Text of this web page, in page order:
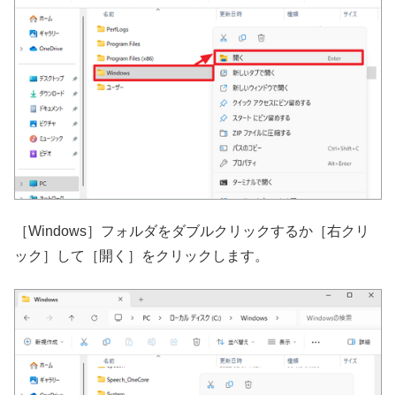
［Windows］フォルダをダブルクリックするか［右クリ
ック］して［開く］をクリックします。